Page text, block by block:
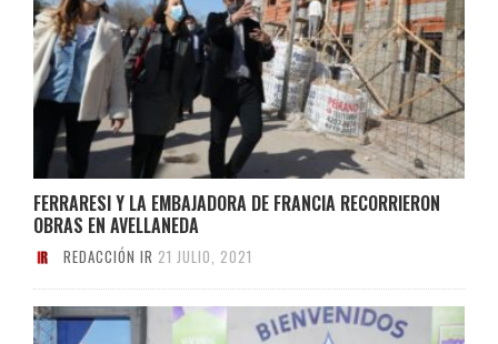
FERRARESI Y LA EMBAJADORA DE FRANCIA RECORRIERON
OBRAS EN AVELLANEDA
REDACCIÓN IR 21 JULIO, 2021